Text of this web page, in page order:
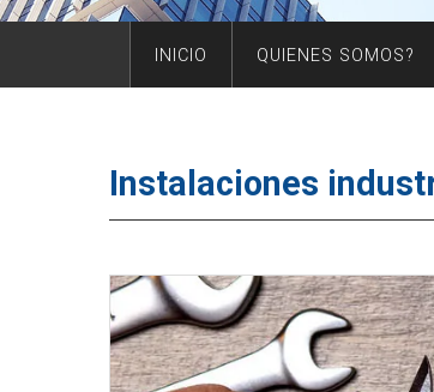
INICIO QUIENES SOMOS?
Instalaciones